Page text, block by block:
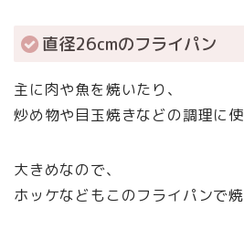
直径26cmのフライパン
主に肉や魚を焼いたり、
炒め物や目玉焼きなどの調理に使
大きめなので、
ホッケなどもこのフライパンで